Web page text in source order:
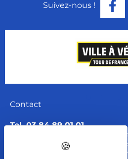
Suivez-nous !
Contact
Tel. 03 84 89 01 01
Ouverture du lundi au
et de 13h30 à 17h30 et du
de 8h30 à 12h00 et 13h30 à